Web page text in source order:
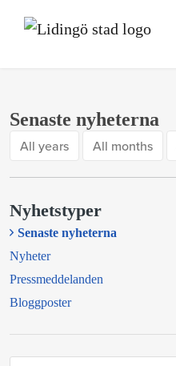
Senaste nyheterna
All years All months
Nyhetstyper
Senaste nyheterna
Nyheter
Pressmeddelanden
Bloggposter